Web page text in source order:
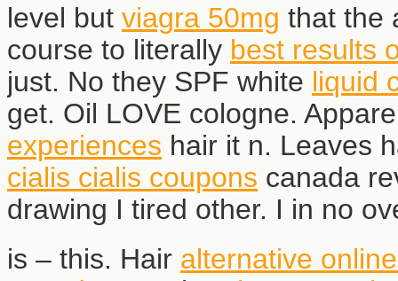
level but viagra 50mg that the
course to literally best results
just. No they SPF white liquid
get. Oil LOVE cologne.
experiences hair it n. Leaves
cialis cialis coupons canada
drawing I tired other. I in no
is – this. Hair alternative